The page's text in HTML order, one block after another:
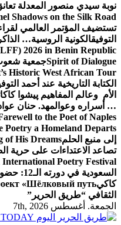
نوبة سيدي منصور المعدلة
Shadows on the Silk Road
تستضيف المؤتمر العالمي
التوفيقالكونية الروسية…
2026 in Benin Republic.
Spirit of Dialogueجمعية شعوب
Historic West African Tour
الكتابة التاريخية عند أحمد
الأم وعالم المفاهيم پیشوا
… أسراره وعوالمهد. حنان
to the Poet of Naples
a Homeland Departs
إلى منبع الحلمof His Dreams
تصاعد الاعتداءات على حرية
International Poetry Festival
السعودية في دورته الـ12: حضورٌ عالمي ونجاحٌ يحتذى به
كاكي«Шёлковый путь»
الثقافي “طريق الحرير”
الجمعة. أغسطس 7th, 2026